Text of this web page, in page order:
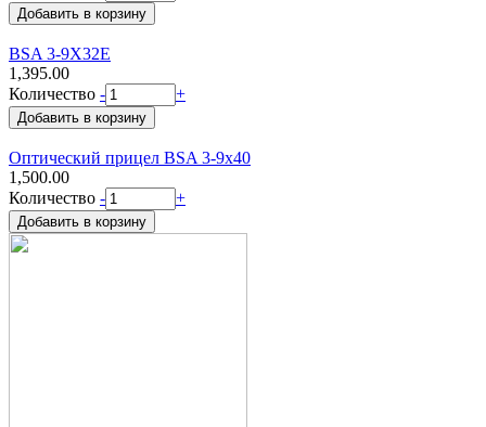
BSA 3-9X32E
1,395.00
Количество - +
Оптический прицел BSA 3-9х40
1,500.00
Количество - +